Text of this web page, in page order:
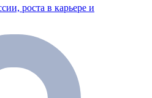
роста в карьере и